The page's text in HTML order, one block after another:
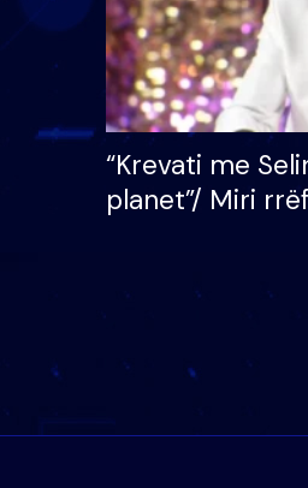
“Krevati me
planet”/ Miri